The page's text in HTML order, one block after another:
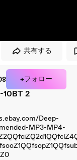
共有する
+フォロー
10BT 2
Deep-
MP3-MP4-